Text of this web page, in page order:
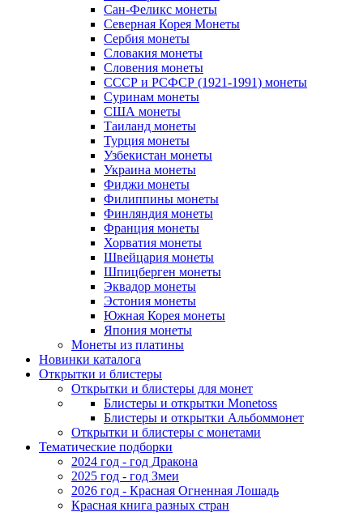
Сан-Феликс монеты
Северная Корея Монеты
Сербия монеты
Словакия монеты
Словения монеты
СССР и РСФСР (1921-1991) монеты
Суринам монеты
США монеты
Таиланд монеты
Турция монеты
Узбекистан монеты
Украина монеты
Фиджи монеты
Филиппины монеты
Финляндия монеты
Франция монеты
Хорватия монеты
Швейцария монеты
Шпицберген монеты
Эквадор монеты
Эстония монеты
Южная Корея монеты
Япония монеты
Монеты из платины
Новинки каталога
Открытки и блистеры
Открытки и блистеры для монет
Блистеры и открытки Monetoss
Блистеры и открытки Альбоммонет
Открытки и блистеры с монетами
Тематические подборки
2024 год - год Дракона
2025 год - год Змеи
2026 год - Красная Огненная Лошадь
Красная книга разных стран